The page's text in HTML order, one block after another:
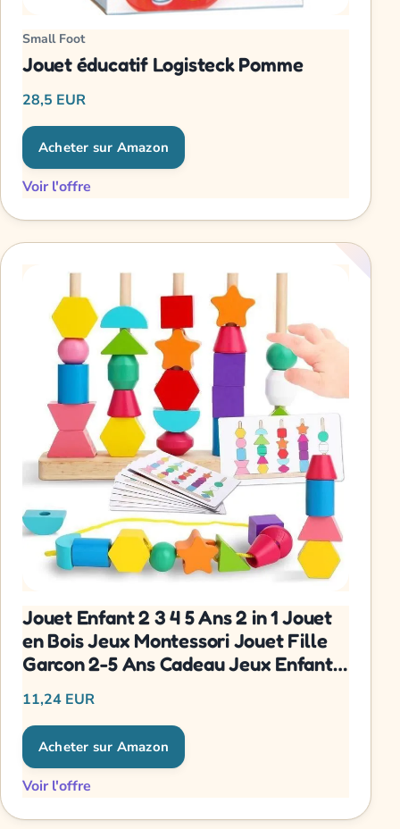
Small Foot
Jouet éducatif Logisteck Pomme
28,5 EUR
Acheter sur Amazon
Voir l'offre
Jouet Enfant 2 3 4 5 Ans 2 in 1 Jouet
en Bois Jeux Montessori Jouet Fille
Garcon 2-5 Ans Cadeau Jeux Enfants
Éducatifs Jouet Bébé
11,24 EUR
Acheter sur Amazon
Voir l'offre